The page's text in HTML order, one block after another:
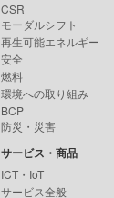
CSR
モーダルシフト
再生可能エネルギー
安全
燃料
環境への取り組み
BCP
防災・災害
サービス・商品
ICT・IoT
サービス全般